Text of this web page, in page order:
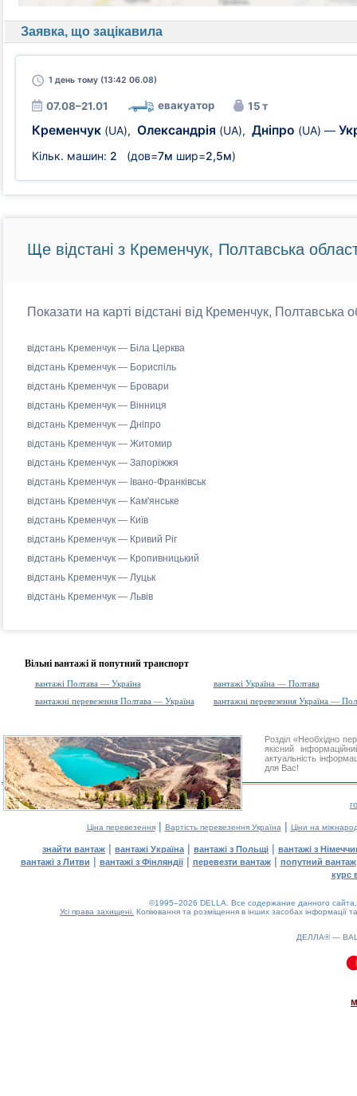
Заявка, що зацікавила
1 деньтому (13:42 06.08)
07.08–21.01 евакуатор 15 т
Кременчук (UA), Олександрія (UA), Дніпро (UA) —
Кільк. машин: 2 (дов=7м шир=2,5м)
Ще відстані з Кременчук, Полтавська
Показати на карті відстані від Кременчук, Полтавська
відстань Кременчук — Біла Церква
відстань Кременчук — Бориспіль
відстань Кременчук — Бровари
відстань Кременчук — Вінниця
відстань Кременчук — Дніпро
відстань Кременчук — Житомир
відстань Кременчук — Запоріжжя
відстань Кременчук — Івано-Франківськ
відстань Кременчук — Кам'янське
відстань Кременчук — Київ
відстань Кременчук — Кривий Ріг
відстань Кременчук — Кропивницький
відстань Кременчук — Луцьк
відстань Кременчук — Львів
Вільні вантажі й попутний транспорт
вантажі Полтава — Україна
вантажі Україна — Полтава
вантажні перевезення Полтава — Україна
вантажні перевезення Україна —
Розділ «Необхідно
якісний
актуальність
для Вас!
Ціна перевезення| Вартість перевезення Україна | Ціни на
знайти вантаж | вантажі Україна | вантажі з Польщі | вантажі з
вантажі з Литви | вантажі з Фінляндії| перевезти вантаж| попутний вантаж
курс
©1995–2026 DELLA. Все содержание данного
Усі права захищені. Копіювання та розміщення в інших засобах інформації
ДЕЛЛА® —